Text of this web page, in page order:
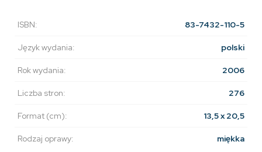
ISBN: 83-7432-110-5
Język wydania: polski
Rok wydania: 2006
Liczba stron: 276
Format (cm): 13,5 x 20,5
Rodzaj oprawy: miękka